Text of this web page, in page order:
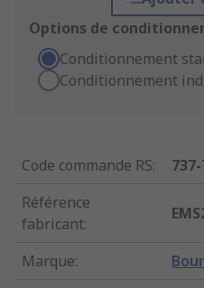
Options de
Conditionnement
Conditionnement
Code commande RS:
Référence
fabricant:
Marque: